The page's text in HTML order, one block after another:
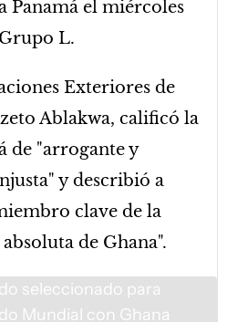
Panamá el miércoles
L.
Exteriores de
Ablakwa, calificó la
de "arrogante y
y describió a
clave de la
de Ghana".